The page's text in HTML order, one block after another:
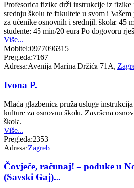
Profesorica fizike drži instrukcije iz fizike
srednju školu te fakultete u svom i
za učenike osnovnih i srednjih škola: 45
studente: 45 min/20 eura Po dogovoru
Više...
Mobitel:0977096315
Pregleda:7167
Adresa:Avenija Marina Držića 71A,
Ivona P.
Mlada glazbenica pruža usluge
kulture za osnovnu školu. Završena
škola.
Više...
Pregleda:2353
Adresa:Zagreb
Čovječe, računaj! – poduke u
(Savski Gaj)...